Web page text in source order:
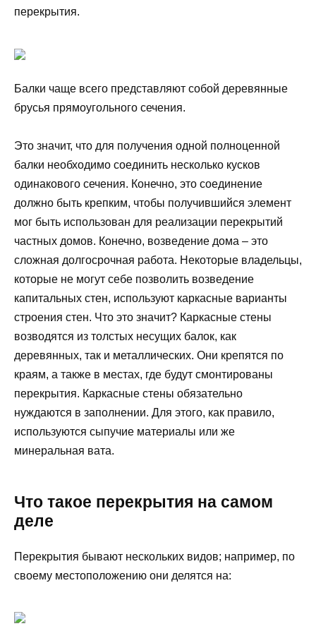
перекрытия.
Балки чаще всего представляют собой деревянные
брусья прямоугольного сечения.
Это значит, что для получения одной полноценной
балки необходимо соединить несколько кусков
одинакового сечения. Конечно, это соединение
должно быть крепким, чтобы получившийся элемент
мог быть использован для реализации перекрытий
частных домов. Конечно, возведение дома – это
сложная долгосрочная работа. Некоторые владельцы,
которые не могут себе позволить возведение
капитальных стен, используют каркасные варианты
строения стен. Что это значит? Каркасные стены
возводятся из толстых несущих балок, как
деревянных, так и металлических. Они крепятся по
краям, а также в местах, где будут смонтированы
перекрытия. Каркасные стены обязательно
нуждаются в заполнении. Для этого, как правило,
используются сыпучие материалы или же
минеральная вата.
Что такое перекрытия на самом
деле
Перекрытия бывают нескольких видов; например, по
своему местоположению они делятся на: